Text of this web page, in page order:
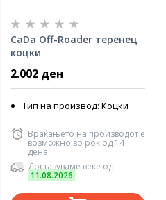
CaDa Off-Roader теренец
коцки
2.002 ден
Тип на производ: Коцки
Враќањето на производот е
возможно во рок од 14
дена
Доставуваме веќе од
11.08.2026